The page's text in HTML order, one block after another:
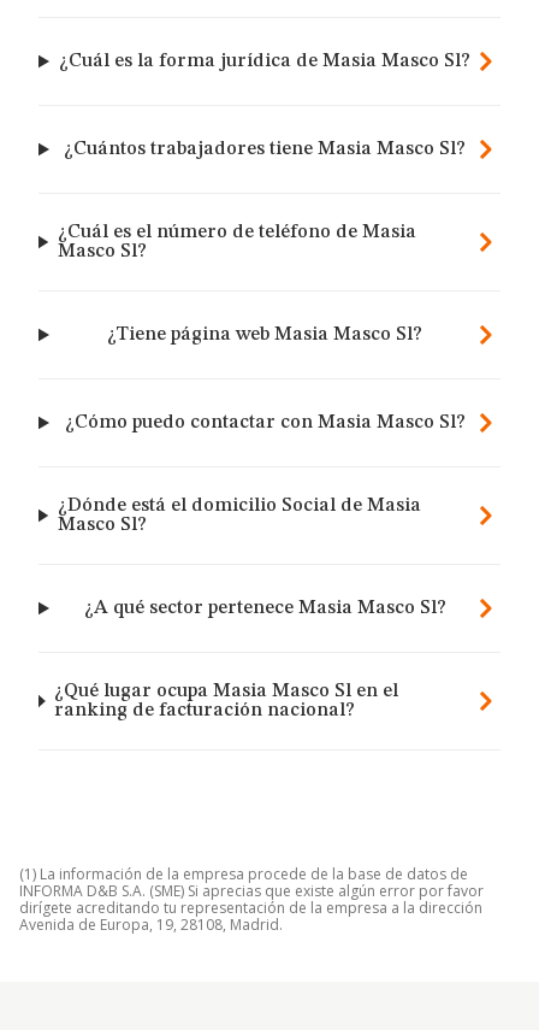
¿Cuál es la forma jurídica de Masia Masco Sl?
¿Cuántos trabajadores tiene Masia Masco Sl?
¿Cuál es el número de teléfono de Masia
Masco Sl?
¿Tiene página web Masia Masco Sl?
¿Cómo puedo contactar con Masia Masco Sl?
¿Dónde está el domicilio Social de Masia
Masco Sl?
¿A qué sector pertenece Masia Masco Sl?
¿Qué lugar ocupa Masia Masco Sl en el
ranking de facturación nacional?
(1) La información de la empresa procede de la base de datos de
INFORMA D&B S.A. (SME) Si aprecias que existe algún error por favor
dirígete acreditando tu representación de la empresa a la dirección
Avenida de Europa, 19, 28108, Madrid.